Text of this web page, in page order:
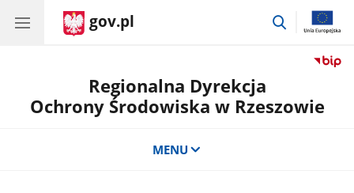
gov.pl
przejdź
Regionalna Dyrekcja
Ochrony Środowiska w Rzeszowie
MENU